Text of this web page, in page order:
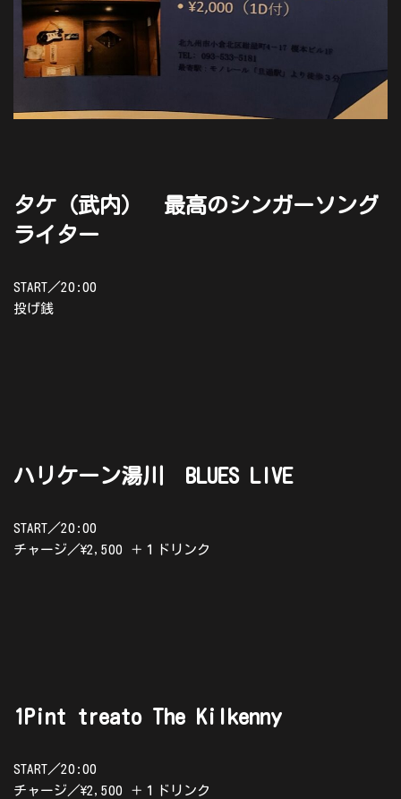
タケ（武内） 最高のシンガーソング
ライター
START／20:00
投げ銭
ハリケーン湯川 BLUES LIVE
START／20:00
チャージ／\2,500 ＋１ドリンク
1Pint treato The Kilkenny
START／20:00
チャージ／\2,500 ＋１ドリンク